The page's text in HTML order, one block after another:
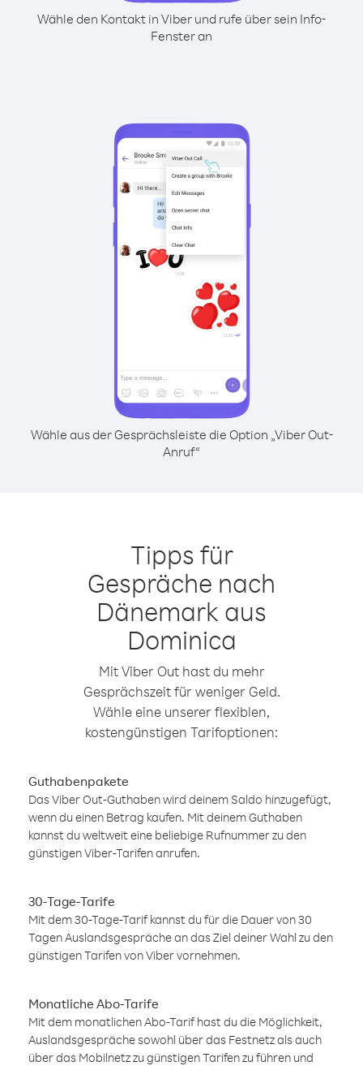
Wähle den Kontakt in Viber und rufe über sein Info-
Fenster an
Wähle aus der Gesprächsleiste die Option „Viber Out-
Anruf“
Tipps für
Gespräche nach
Dänemark aus
Dominica
Mit Viber Out hast du mehr
Gesprächszeit für weniger Geld.
Wähle eine unserer flexiblen,
kostengünstigen Tarifoptionen:
Guthabenpakete
Das Viber Out-Guthaben wird deinem Saldo hinzugefügt,
wenn du einen Betrag kaufen. Mit deinem Guthaben
kannst du weltweit eine beliebige Rufnummer zu den
günstigen Viber-Tarifen anrufen.
30-Tage-Tarife
Mit dem 30-Tage-Tarif kannst du für die Dauer von 30
Tagen Auslandsgespräche an das Ziel deiner Wahl zu den
günstigen Tarifen von Viber vornehmen.
Monatliche Abo-Tarife
Mit dem monatlichen Abo-Tarif hast du die Möglichkeit,
Auslandsgespräche sowohl über das Festnetz als auch
über das Mobilnetz zu günstigen Tarifen zu führen und